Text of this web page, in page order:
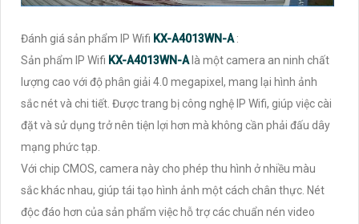
Đánh giá sản phẩm IP Wifi KX-A4013WN-A:
Sản phẩm IP Wifi KX-A4013WN-A là một camera an ninh chất
lượng cao với độ phân giải 4.0 megapixel, mang lại hình ảnh
sắc nét và chi tiết. Được trang bị công nghệ IP Wifi, giúp việc cài
đặt và sử dụng trở nên tiện lợi hơn mà không cần phải đấu dây
mạng phức tạp.
Với chip CMOS, camera này cho phép thu hình ở nhiều màu
sắc khác nhau, giúp tái tạo hình ảnh một cách chân thực. Nét
độc đáo hơn của sản phẩm việc hỗ trợ các chuẩn nén video